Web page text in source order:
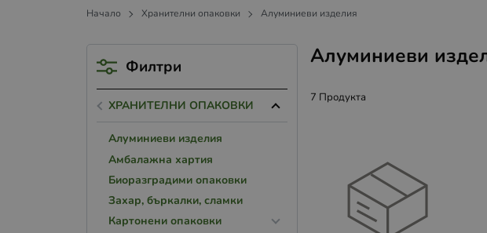
Начало Хранителни опаковки Алуминиеви изделия
Алуминиеви
7 Продукта
Филтри
ХРАНИТЕЛНИ ОПАКОВКИ
Алуминиеви изделия
Амбалажна хартия
Биоразградими опаковки
Захар, бъркалки, сламки
Картонени опаковки